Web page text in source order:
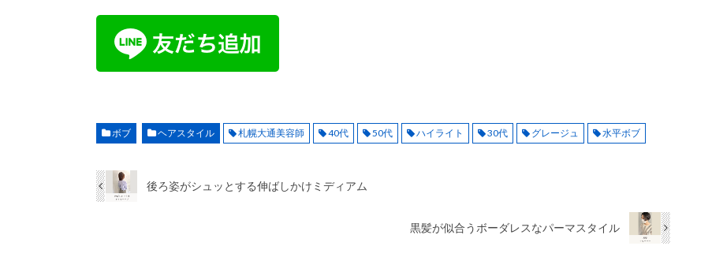
ボブ ヘアスタイル 札幌大通美容師 40代 50代 ハイライト 30代 グレージュ 水平ボブ
後ろ姿がシュッとする伸ばしかけミディアム
黒髪が似合うボーダレスなパーマスタイル